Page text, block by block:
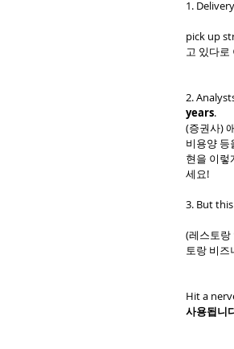
1.
pick up
고 있다로
2.
years.
(증권사)
비용양 등
현을 이렇
세요!
3. But
(레스토랑
토랑 비즈
Hit a
사용됩니